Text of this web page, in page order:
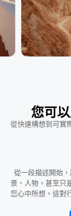
您可
從快速構想到可實
從一段描述開始
景、人物，甚至只
您心中所想。這對